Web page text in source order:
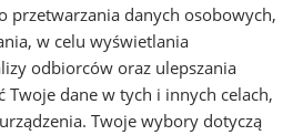
przetwarzania danych osobowych,
w celu wyświetlania
odbiorców oraz ulepszania
Twoje dane w tych i innych celach,
Twoje wybory dotyczą